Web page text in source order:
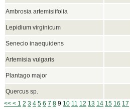
Ambrosia artemisiifolia
Lepidium virginicum
Senecio inaequidens
Artemisia vulgaris
Plantago major
Quercus sp.
<< < 1 2 3 4 5 6 7 8 9 10 11 12 13 14 15 16 17